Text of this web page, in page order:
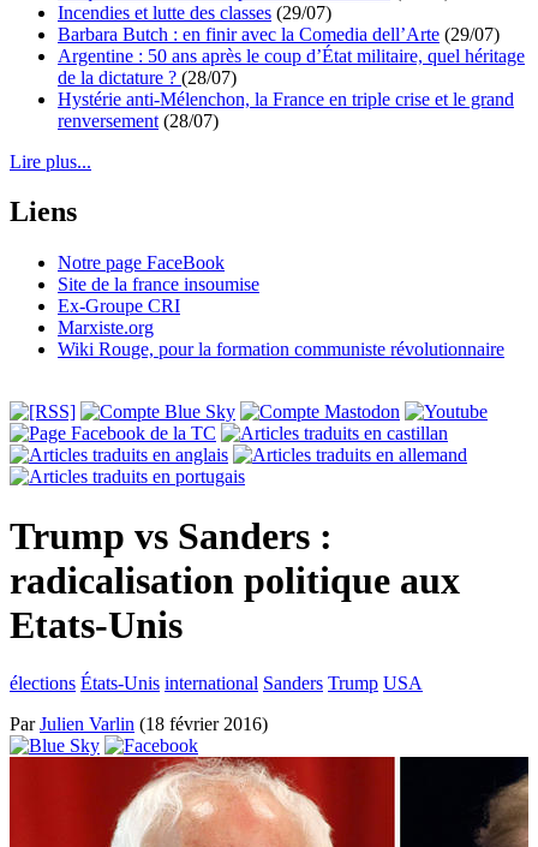
Incendies et lutte des classes (29/07)
Barbara Butch : en finir avec la Comedia dell’Arte (29/07)
Argentine : 50 ans après le coup d’État militaire, quel héritage
de la dictature ? (28/07)
Hystérie anti-Mélenchon, la France en triple crise et le grand
renversement (28/07)
Lire plus...
Liens
Notre page FaceBook
Site de la france insoumise
Ex-Groupe CRI
Marxiste.org
Wiki Rouge, pour la formation communiste révolutionnaire
Trump vs Sanders :
radicalisation politique aux
Etats-Unis
élections États-Unis international Sanders Trump USA
ParJulien Varlin (18 février 2016)